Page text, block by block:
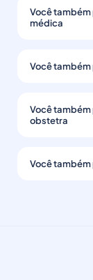
Você
médica
Você
Você
obstetra
Você